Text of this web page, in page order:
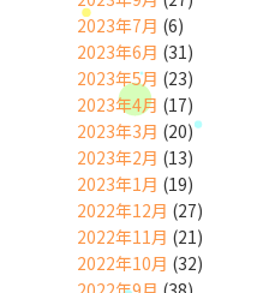
2023年7月 (6)
2023年6月 (31)
2023年5月 (23)
2023年4月 (17)
2023年3月 (20)
2023年2月 (13)
2023年1月 (19)
2022年12月 (27)
2022年11月 (21)
2022年10月 (32)